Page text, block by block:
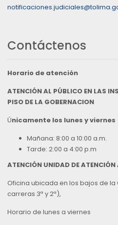
Contáctenos
Horario de atención
ATENCIÓN AL PÚBLICO EN LAS
PISO DE LA GOBERNACION
Únicamente los lunes y viernes
Mañana: 8:00 a 10:00 a.m.
Tarde: 2:00 a 4:00 p.m
ATENCIÓN UNIDAD DE
Oficina ubicada en los bajos de la
carreras 3ª y 2ª),
Horario de lunes a viernes